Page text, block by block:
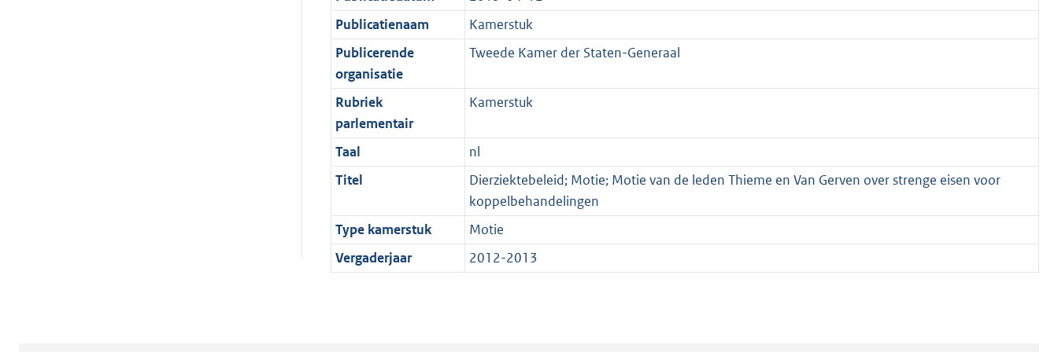
Publicatienaam
Kamerstuk
Publicerende
organisatie
Tweede Kamer der Staten-Generaal
Rubriek
parlementair
Kamerstuk
Taal
nl
Titel
Dierziektebeleid; Motie; Motie van de leden Thieme en Van Gerven over strenge eisen voor
koppelbehandelingen
Type kamerstuk
Motie
Vergaderjaar
2012-2013